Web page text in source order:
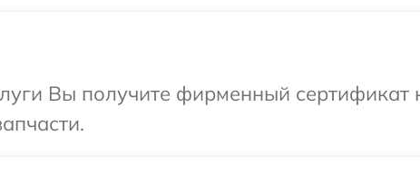
Вы получите фирменный сертификат